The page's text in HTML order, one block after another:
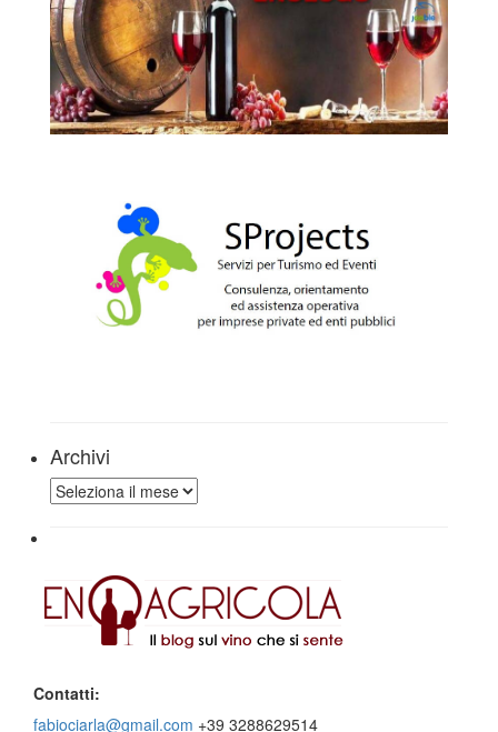
Archivi
Archivi
Contatti:
fabiociarla@gmail.com +39 3288629514